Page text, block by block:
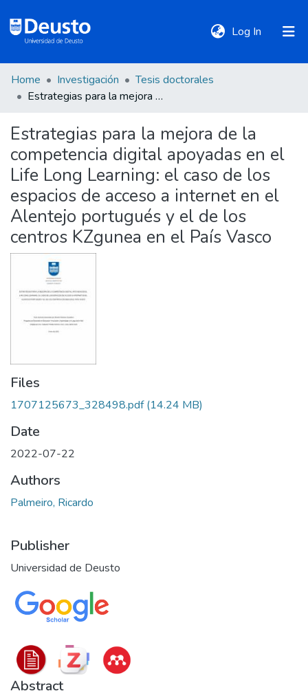
Log In (current)
DeustoTeka
Communities
&
Collections
All of DSpace
Statistics
Policies
Home Investigación
Tesis doctorales
Estrategias para la mejora de la competencia digital apoyadas en el Life Long Learning: el caso de los espacios de acceso a internet en el Alentejo portugués y el de los centros KZgunea en el País Vasco
Estrategias para la mejora de la
competencia digital apoyadas en el
Life Long Learning: el caso de los
espacios de acceso a internet en el
Alentejo portugués y el de los
centros KZgunea en el País Vasco
Files
1707125673_328498.pdf(14.24 MB)
Date
2022-07-22
Authors
Palmeiro, Ricardo
Publisher
Universidad de Deusto
Abstract